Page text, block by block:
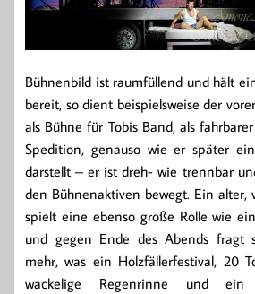
Bühnenbild ist raumfüllend und hält
bereit, so dient beispielsweise der
als Bühne für Tobis Band, als
Spedition, genauso wie er später
darstellt – er ist dreh- wie trennbar
den Bühnenaktiven bewegt. Ein alter,
spielt eine ebenso große Rolle wie
und gegen Ende des Abends fragt
mehr, was ein Holzfällerfestival, 20
wackelige Regenrinne und ein